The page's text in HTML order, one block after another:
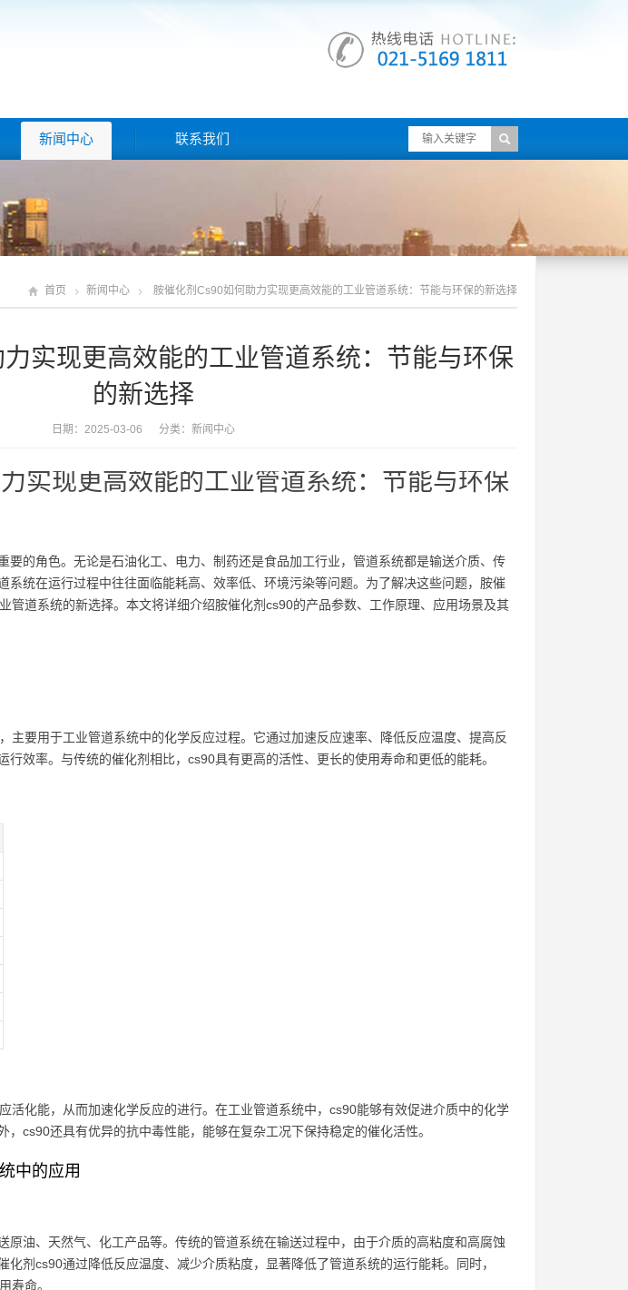
新闻中心 联系我们
首页 新闻中心 胺催化剂cs90如何助力实现更高效能的工业管道系统：节能与环保的新选择
实现更高效能的工业管道系统：节能与环保
的新选择
日期：2025-03-06 分类： 新闻中心
实现更高效能的工业管道系统：节能与环保
要的角色。无论是石油化工、电力、制药还是食品加工行业，管道系统都是输送介质、传
系统在运行过程中往往面临能耗高、效率低、环境污染等问题。为了解决这些问题，胺催
管道系统的新选择。本文将详细介绍胺催化剂cs90的产品参数、工作原理、应用场景及其
主要用于工业管道系统中的化学反应过程。它通过加速反应速率、降低反应温度、提高反
行效率。与传统的催化剂相比，cs90具有更高的活性、更长的使用寿命和更低的能耗。
活化能，从而加速化学反应的进行。在工业管道系统中，cs90能够有效促进介质中的化学
，cs90还具有优异的抗中毒性能，能够在复杂工况下保持稳定的催化活性。
中的应用
原油、天然气、化工产品等。传统的管道系统在输送过程中，由于介质的高粘度和高腐蚀
剂cs90通过降低反应温度、减少介质粘度，显著降低了管道系统的运行能耗。同时，
寿命。